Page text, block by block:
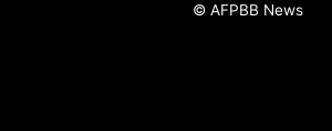
© AFPBB News